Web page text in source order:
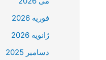
فوریه 2026
ژانویه 2026
دسامبر 2025